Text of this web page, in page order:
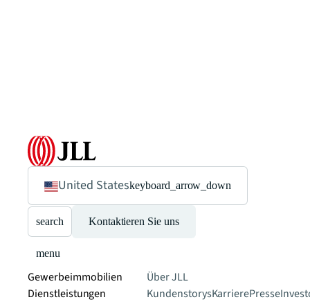
United Stateskeyboard_arrow_down
search Kontaktieren Sie uns
menu
Gewerbeimmobilien
Dienstleistungen
Über JLL
KundenstorysKarrierePresse